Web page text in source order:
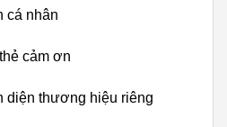
cá nhân
cảm ơn
diện thương hiệu riêng